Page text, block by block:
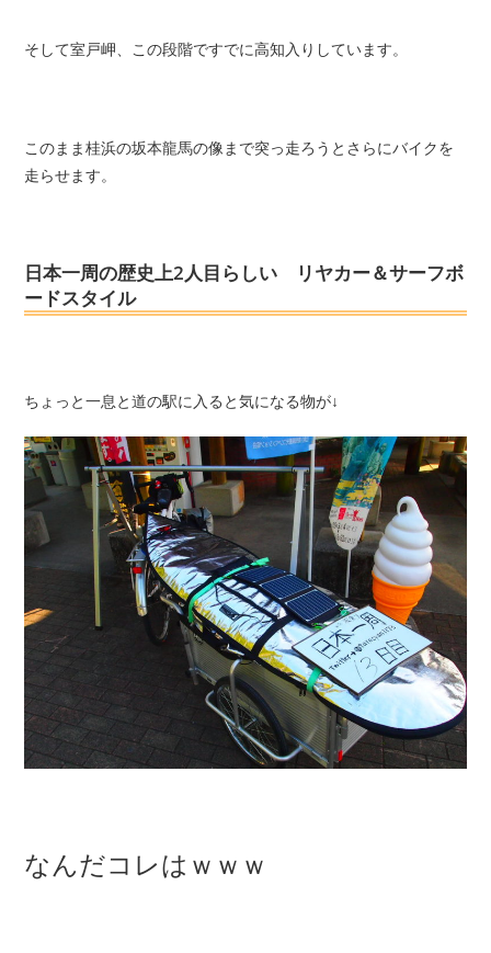
そして室戸岬、この段階ですでに高知入りしています。
このまま桂浜の坂本龍馬の像まで突っ走ろうとさらにバイクを
走らせます。
日本一周の歴史上2人目らしい リヤカー＆サーフボ
ードスタイル
ちょっと一息と道の駅に入ると気になる物が↓
なんだコレはｗｗｗ